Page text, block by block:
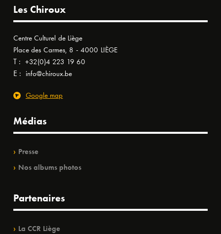
Les Chiroux
Centre Culturel de Liège
Place des Carmes, 8 - 4000 LIÈGE
T : +32(0)4 223 19 60
E : info@chiroux.be
Google map
Médias
Presse
Nos albums photos
Partenaires
La CCR Liège